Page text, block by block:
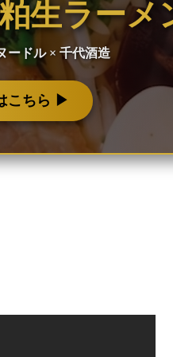
生ラーメ
ードル × 千代酒造
こちら ▶︎